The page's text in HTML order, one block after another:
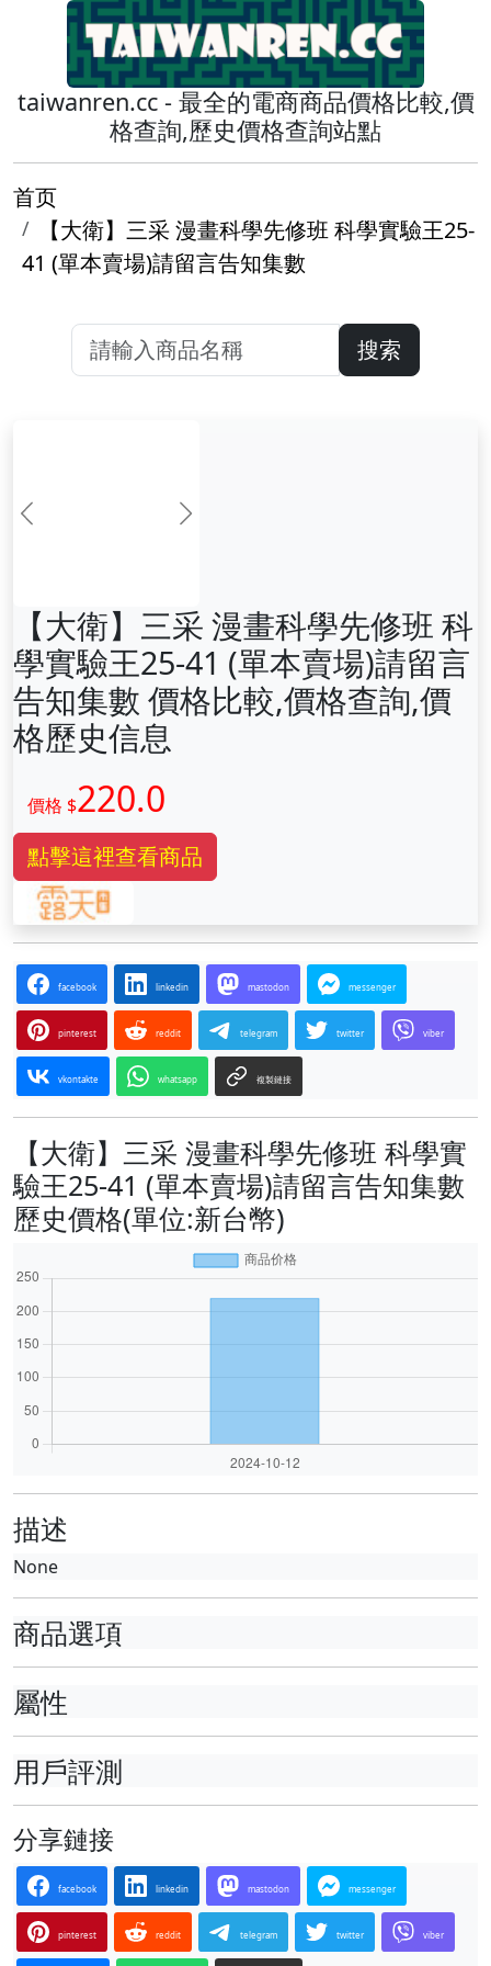
taiwanren.cc - 最全的電商商品價格比較,價
格查詢,歷史價格查詢站點
首页
【大衛】三采 漫畫科學先修班 科學實驗王25-
41 (單本賣場)請留言告知集數
搜索
前一张 下一张
【大衛】三采 漫畫科學先修班 科
學實驗王25-41 (單本賣場)請留言
告知集數 價格比較,價格查詢,價
格歷史信息
價格 $220.0
點擊這裡查看商品
facebook linkedin mastodon messenger
pinterest reddit telegram twitter viber
vkontakte whatsapp 複製鏈接
【大衛】三采 漫畫科學先修班 科學實
驗王25-41 (單本賣場)請留言告知集數
歷史價格(單位:新台幣)
描述
None
商品選項
屬性
用戶評測
分享鏈接
facebook linkedin mastodon messenger
pinterest reddit telegram twitter viber